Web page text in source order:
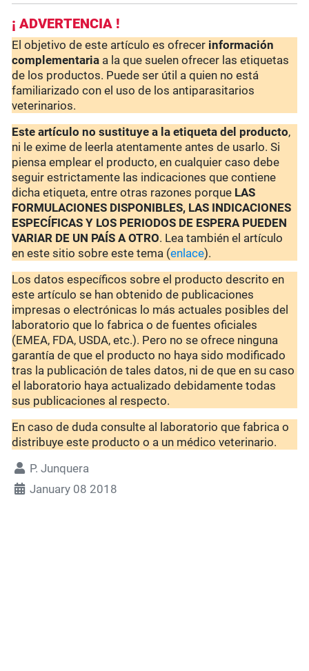
¡ ADVERTENCIA !
El objetivo de este artículo es ofrecer información
complementaria a la que suelen ofrecer las etiquetas
de los productos. Puede ser útil a quien no está
familiarizado con el uso de los antiparasitarios
veterinarios.
Este artículo no sustituye a la etiqueta del producto,
ni le exime de leerla atentamente antes de usarlo. Si
piensa emplear el producto, en cualquier caso debe
seguir estrictamente las indicaciones que contiene
dicha etiqueta, entre otras razones porque LAS
FORMULACIONES DISPONIBLES, LAS INDICACIONES
ESPECÍFICAS Y LOS PERIODOS DE ESPERA PUEDEN
VARIAR DE UN PAÍS A OTRO. Lea también el artículo
en este sitio sobre este tema (enlace).
Los datos específicos sobre el producto descrito en
este artículo se han obtenido de publicaciones
impresas o electrónicas lo más actuales posibles del
laboratorio que lo fabrica o de fuentes oficiales
(EMEA, FDA, USDA, etc.). Pero no se ofrece ninguna
garantía de que el producto no haya sido modificado
tras la publicación de tales datos, ni de que en su caso
el laboratorio haya actualizado debidamente todas
sus publicaciones al respecto.
En caso de duda consulte al laboratorio que fabrica o
distribuye este producto o a un médico veterinario.
P. Junquera
January 08 2018